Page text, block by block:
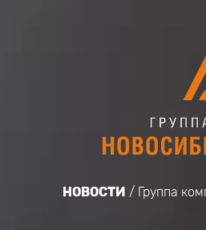
НОВОСТИ Группа